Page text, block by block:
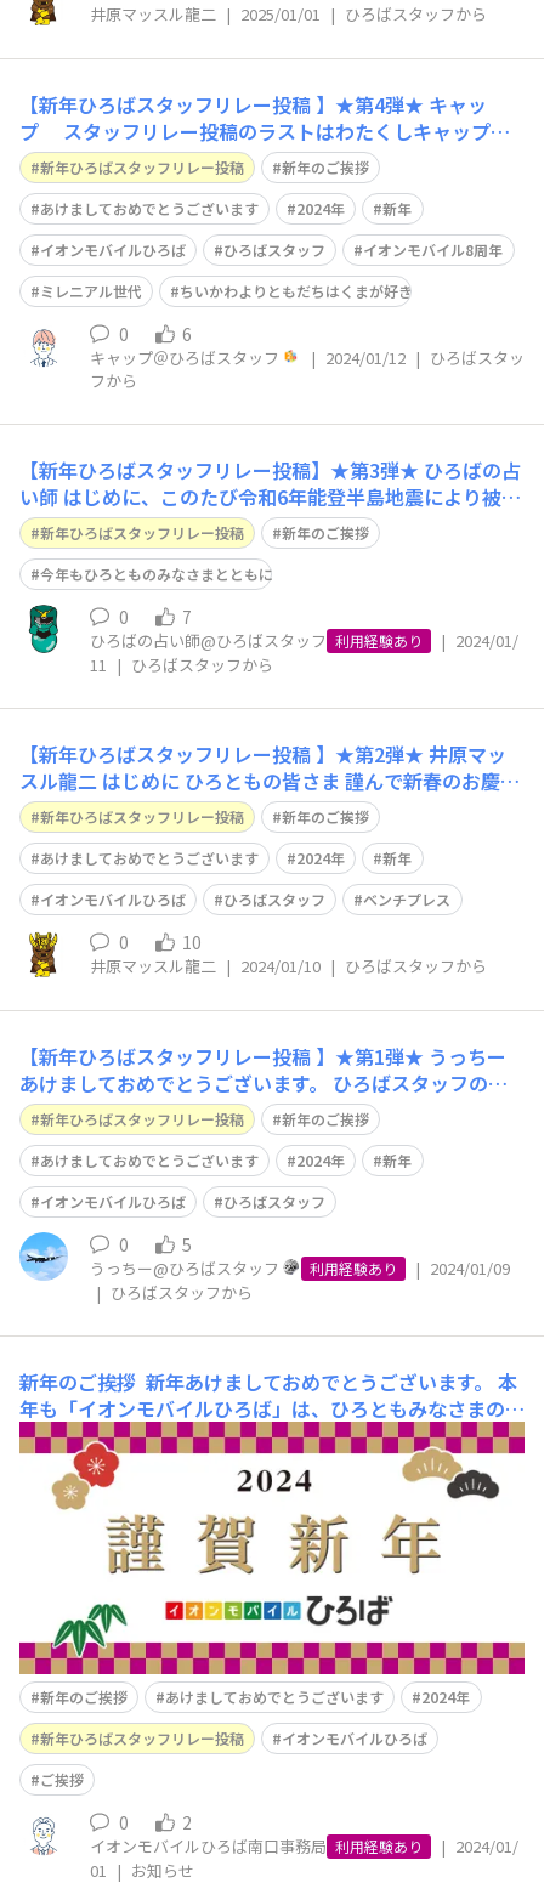
井原マッスル龍二 | 2025/01/01 | ひろばスタッフから
【新年ひろばスタッフリレー投稿 】★第4弾★ キャッ
プ スタッフリレー投稿のラストはわたくしキャップが
締め括りさせていただきます。 このたびの能登半島地震
より被害を受けられました皆さまに、心よりお見舞い申し
上げます。 一日も早く復興がなされますことを心よりお
祈り申し上げます。 みなさま新年
新年ひろばスタッフリレー投稿
新年のご挨拶
あけましておめでとうございます
2024年
新年
イオンモバイルひろば
ひろばスタッフ
イオンモバイル8周年
ミレニアル世代
ちいかわよりともだちはくまが好き
0 6
キャップ＠ひろばスタッフ | 2024/01/12 | ひろばスタッ
フから
【新年ひろばスタッフリレー投稿】★第3弾★ ひろばの占
い師 はじめに、このたび令和6年能登半島地震により被災
されたみなさまに心よりお見舞い申し上げます。 一日も
はやい復旧・復興をお祈り申し上げます。 あらためまし
て、ひろとものみなさま、明けましておめでとうございま
す。 旧年中は格別のご厚情をたま
新年ひろばスタッフリレー投稿
新年のご挨拶
今年もひろとものみなさまとともに
0 7
ひろばの占い師@ひろばスタッフ 利用経験あり | 2024/01/
11 | ひろばスタッフから
【新年ひろばスタッフリレー投稿 】★第2弾★ 井原マッ
スル龍二 はじめに ひろともの皆さま 謹んで新春のお慶び
を申し上げます。 この度の令和６年能登半島地震により
被害に遭われた皆さまには心よりお見舞い申し上げますと
ともに、1日も早い復旧・復興をお祈りいたします。 新年
のご挨拶 旧年中は、イオン
新年ひろばスタッフリレー投稿
新年のご挨拶
あけましておめでとうございます
2024年
新年
イオンモバイルひろば
ひろばスタッフ ベンチプレス
0 10
井原マッスル龍二 | 2024/01/10 | ひろばスタッフから
【新年ひろばスタッフリレー投稿 】★第1弾★ うっちー
あけましておめでとうございます。 ひろばスタッフのう
っちーです。 はじめに、１月１日に発生した能登半島地
震と津波により、被災されたみなさまに心からお見舞い申
し上げます。 現在も被災地では多くの方が不安な時を過
ごされていることと存じます。み
新年ひろばスタッフリレー投稿
新年のご挨拶
あけましておめでとうございます
2024年
新年
イオンモバイルひろば
ひろばスタッフ
0 5
うっちー@ひろばスタッフ 利用経験あり | 2024/01/09
| ひろばスタッフから
新年のご挨拶 新年あけましておめでとうございます。 本
年も「イオンモバイルひろば」は、ひろともみなさまの集
いの場としてよりよいコミュニティを目指してまいりま
す。 そして、今後、【ひろばトーク（ひろばスタッフか
ら）】にてひろばスタッフが 新年の抱負をリレー形式で
投稿させていただく予定
新年のご挨拶 あけましておめでとうございます
2024年
新年ひろばスタッフリレー投稿
イオンモバイルひろば
ご挨拶
0 2
イオンモバイルひろば南口事務局 利用経験あり | 2024/01/
01 | お知らせ